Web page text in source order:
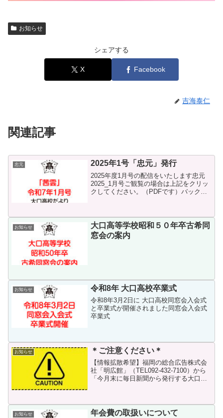
お知らせ
シェアする
X Facebook
吉海泰仁
関連記事
忠元 2025年1号「忠元」発行
2025年度1月号の配信をいたします忠元
2025_1月号ご観覧の場合は上記をクリッ
クしてください。（PDFです）バックナ
お知らせ
大口高等学校昭和５０年卒古希同
窓会の案内
お知らせ 令和8年 大口高校卒業式
令和8年3月2日に 大口高校同窓会入会式
と卒業式が開催されました同窓会入会式
卒業式
お知らせ ＊ご注意ください＊
【情報拡散希望】福岡の総合広告株式会
社「明広館」（TEL092-432-7100）から
「今月末に毎日新聞から発行する大口高
ありました。この件につきましては、同
窓会も...
お知らせ 年会費の取扱いについて